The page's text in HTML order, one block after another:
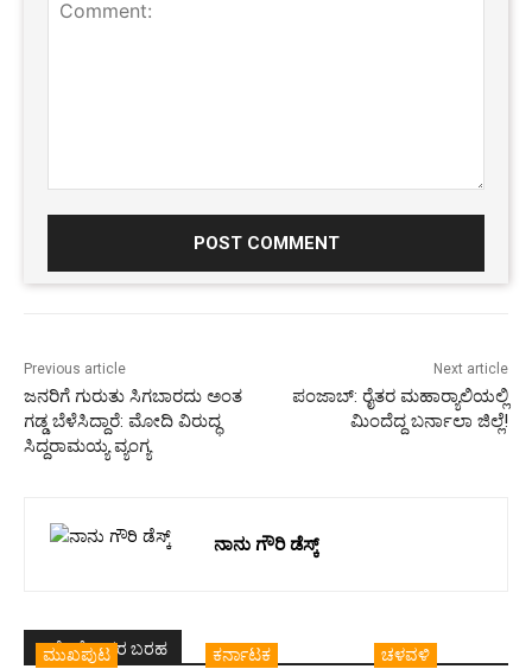
Previous article
ಜನರಿಗೆ ಗುರುತು ಸಿಗಬಾರದು ಅಂತ
ಗಡ್ಡ ಬೆಳೆಸಿದ್ದಾರೆ: ಮೋದಿ ವಿರುದ್ಧ
ಸಿದ್ದರಾಮಯ್ಯ ವ್ಯಂಗ್ಯ
Next article
ಪಂಜಾಬ್: ರೈತರ ಮಹಾರ್‍ಯಾಲಿಯಲ್ಲಿ
ಮಿಂದೆದ್ದ ಬರ್ನಾಲಾ ಜಿಲ್ಲೆ!
ನಾನು ಗೌರಿ ಡೆಸ್ಕ್
ಇದೇ ಲೇಖಕರ ಬರಹ
ಮುಖಪುಟ ಕರ್ನಾಟಕ ಚಳವಳಿ